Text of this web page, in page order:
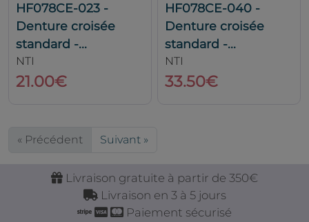
HF078CE-023 -
Denture croisée
standard -...
NTI
21.00€
HF078CE-040 -
Denture croisée
standard -...
NTI
33.50€
« Précédent Suivant »
Livraison gratuite à partir de 350€
Livraison en 3 à 5 jours
Paiement sécurisé